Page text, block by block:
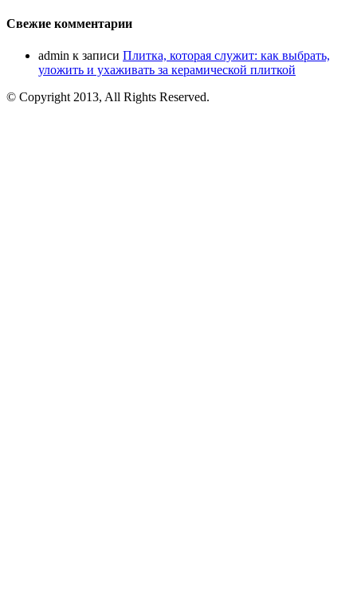
Свежие комментарии
admin к записи Плитка, которая служит: как выбрать,
уложить и ухаживать за керамической плиткой
© Copyright 2013, All Rights Reserved.